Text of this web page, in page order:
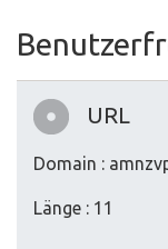
URL
Domain :
Länge : 11